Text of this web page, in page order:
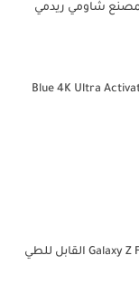
شاومي ريدمي